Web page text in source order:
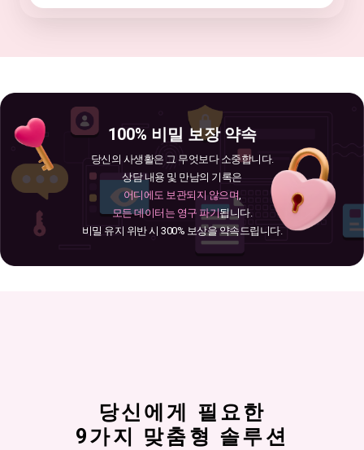
100% 비밀 보장 약속
당신의 사생활은 그 무엇보다 소중합니다.
상담 내용 및 만남의 기록은
어디에도 보관되지 않으며,
모든 데이터는 영구 파기됩니다.
비밀 유지 위반 시 300% 보상을 약속드립니다.
당신에게 필요한
9가지 맞춤형 솔루션